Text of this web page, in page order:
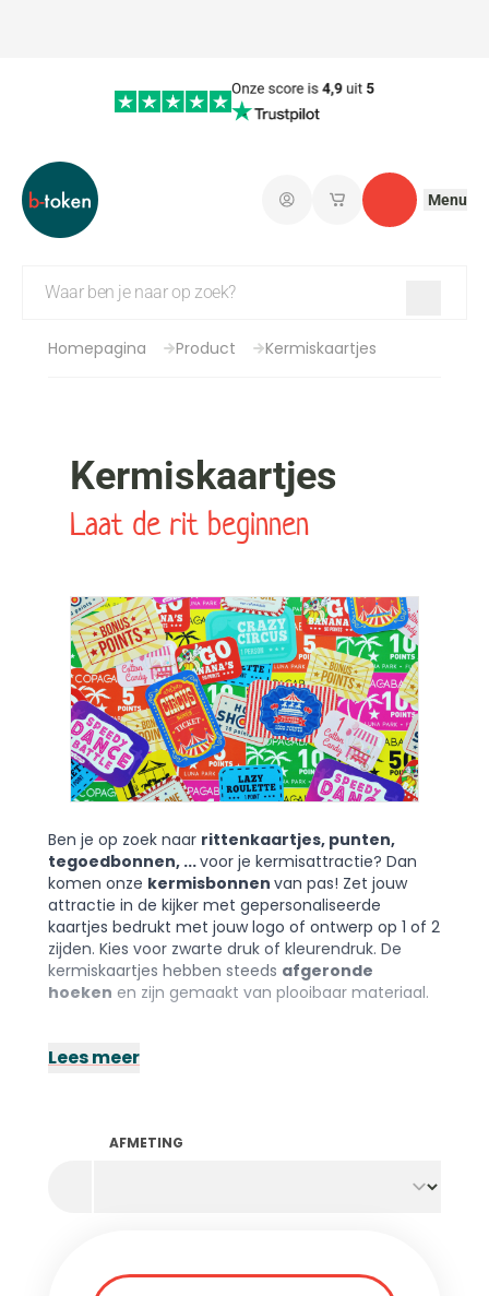
AanmeldenMijn opgeslagen
Contact
Menu
Homepagina Product Kermiskaartjes
Kermiskaartjes
Laat de rit beginnen
Ben je op zoek naar rittenkaartjes, punten,
tegoedbonnen, ...voor je kermisattractie? Dan
komen onze kermisbonnen van pas! Zet jouw
attractie in de kijker met gepersonaliseerde
kaartjes bedrukt met jouw logo of ontwerp op 1 of 2
zijden. Kies voor zwarte druk of kleurendruk. De
kermiskaartjes hebben steeds afgeronde
hoeken en zijn gemaakt van plooibaar materiaal.
Lees meer
AFMETING